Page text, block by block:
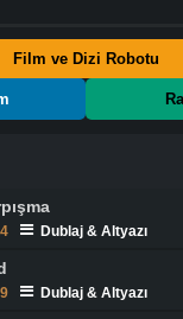
Film ve Dizi Robotu
Dublaj & Altyazı
Dublaj & Altyazı